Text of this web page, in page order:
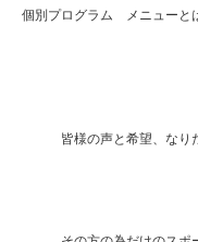
個別プログラム メニューと
皆様の声と希望、なり